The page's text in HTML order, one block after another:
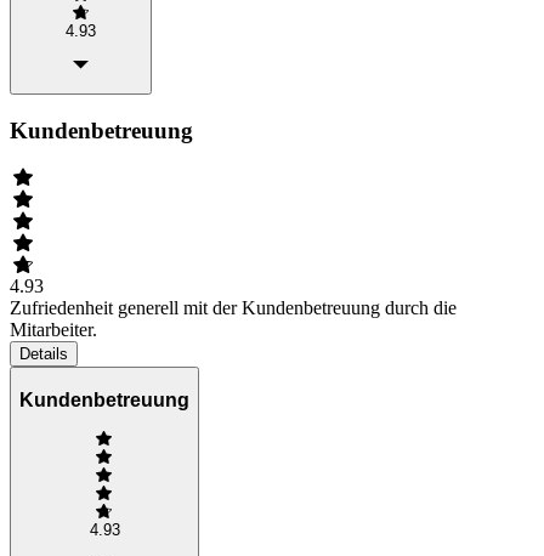
4.93
Kundenbetreuung
4.93
Zufriedenheit generell mit der Kundenbetreuung durch die
Mitarbeiter.
Details
Kundenbetreuung
4.93